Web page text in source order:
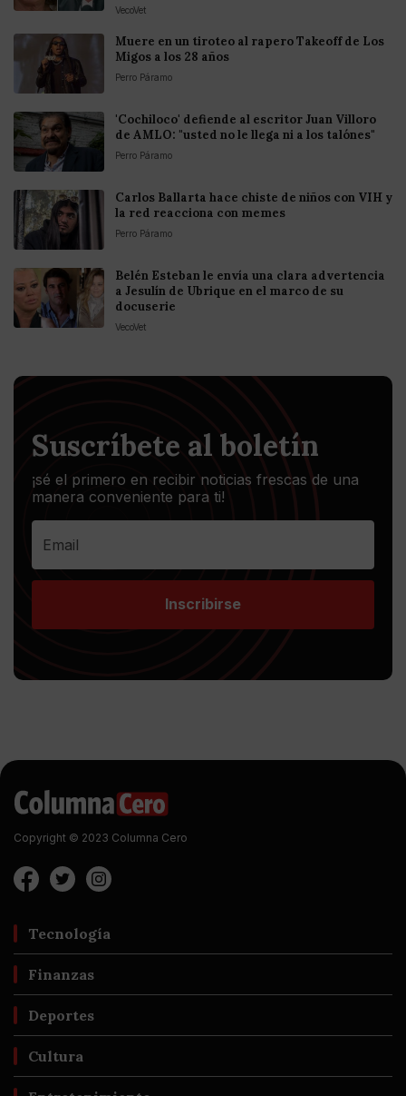
VecoVet
Muere en un tiroteo al rapero Takeoff de Los
Migos a los 28 años
Perro Páramo
'Cochiloco' defiende al escritor Juan Villoro
de AMLO: "usted no le llega ni a los talónes"
Perro Páramo
Carlos Ballarta hace chiste de niños con VIH y
la red reacciona con memes
Perro Páramo
Belén Esteban le envía una clara advertencia
a Jesulín de Ubrique en el marco de su
docuserie
VecoVet
Suscríbete al boletín
¡sé el primero en recibir noticias frescas de una
manera conveniente para ti!
Inscribirse
Copyright © 2023 Columna Cero
Tecnología
Finanzas
Deportes
Cultura